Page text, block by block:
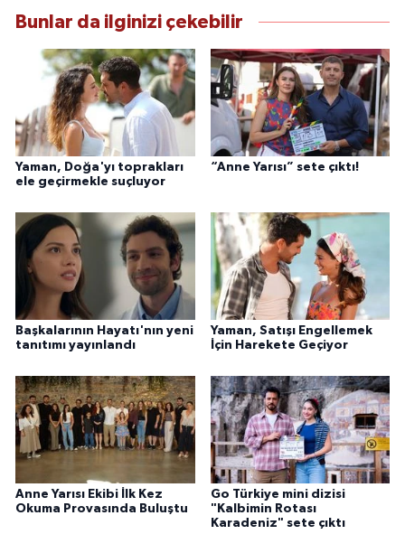
Bunlar da ilginizi çekebilir
Yaman, Doğa'yı toprakları
ele geçirmekle suçluyor
“Anne Yarısı” sete çıktı!
Başkalarının Hayatı'nın yeni
tanıtımı yayınlandı
Yaman, Satışı Engellemek
İçin Harekete Geçiyor
Anne Yarısı Ekibi İlk Kez
Okuma Provasında Buluştu
Go Türkiye mini dizisi
"Kalbimin Rotası
Karadeniz" sete çıktı